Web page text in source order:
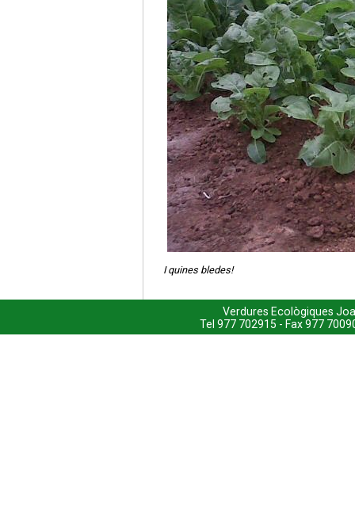
I quines bledes!
Verdures Ecològiques
Tel 977 702915 - Fax 977